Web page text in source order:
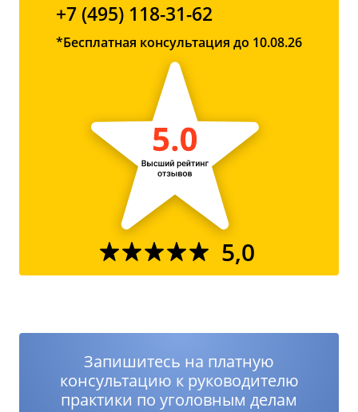
+7 (495) 118-31-62
*Бесплатная консультация до 10.08.26
5,0
Запишитесь на платную
консультацию к руководителю
практики по уголовным делам